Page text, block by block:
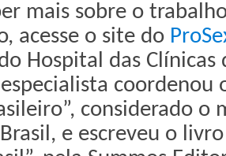
mais sobre o
acesse o site do
Hospital das
coordenou
considerado o
e escreveu o